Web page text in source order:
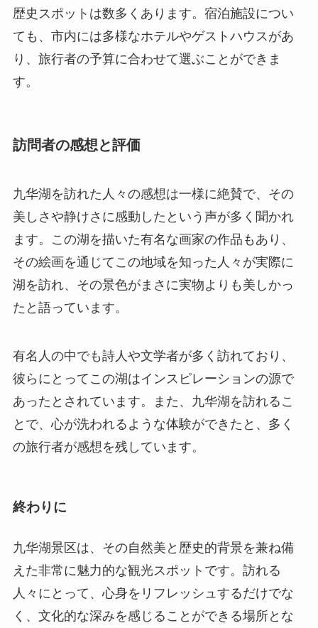
歴史スポットは数多くあります。宿泊施設につい
ても、市内には多様なホテルやゲストハウスがあ
り、旅行者の予算に合わせて選ぶことができま
す。
訪問者の感想と評価
九华湖を訪れた人々の感想は一様に絶賛で、その
美しさや静けさに感動したという声が多く聞かれ
ます。この湖を描いた有名な画家の作品もあり、
その絵画を通じてこの地域を知った人々が実際に
湖を訪れ、その景色がまさに実物よりも美しかっ
たと語っています。
有名人の中でも詩人や文学者が多く訪れており、
彼らにとってこの湖はインスピレーションの源で
あったとされています。また、九华湖を訪れるこ
とで、心が洗われるような体験ができたと、多く
の旅行者が感想を残しています。
終わりに
九华湖景区は、その自然美と歴史的背景を兼ね備
えた非常に魅力的な観光スポットです。訪れる
人々にとって、心身をリフレッシュするだけでな
く、文化的な深みを感じることができる場所とな